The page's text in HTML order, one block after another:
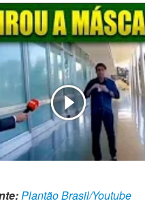
Plantão Brasil/Youtube